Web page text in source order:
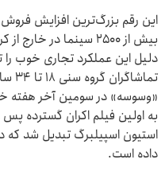
این رقم بزرگ‌ترین افزایش
بیش از ۲۵۰۰ سینما
دلیل این عملکرد تجاری خوب
استیون اسپیلبرگ تبدیل شد که
داده است.